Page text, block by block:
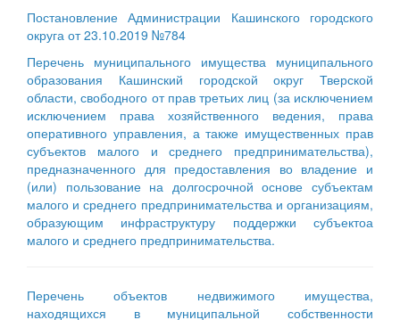
Постановление Администрации Кашинского городского
округа от 23.10.2019 №784
Перечень муниципального имущества муниципального
образования Кашинский городской округ Тверской
области, свободного от прав третьих лиц (за исключением
исключением права хозяйственного ведения, права
оперативного управления, а также имущественных прав
субъектов малого и среднего предпринимательства),
предназначенного для предоставления во владение и
(или) пользование на долгосрочной основе субъектам
малого и среднего предпринимательства и организациям,
образующим инфраструктуру поддержки субъектоа
малого и среднего предпринимательства.
Перечень объектов недвижимого имущества,
находящихся в муниципальной собственности